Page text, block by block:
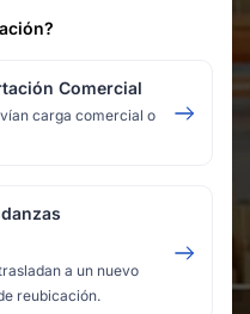
Comercial
carga comercial o
a un nuevo
reubicación.